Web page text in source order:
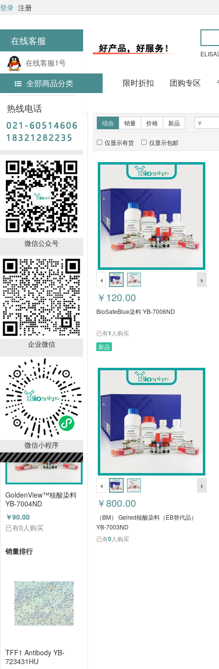
在线客服
在线客服1号
在线客服2号
热线电话
微信公众号
企业微信
微信小程序
登录 注册
ELISA
全部商品分类 限时折扣 团购专区
首页
实验试剂
新品推荐
BioSafeBlue染料 YB-
7006ND
￥120.00
已有
人购买
5xDNA Loading Buffer
with GelRed YB-7005ND
￥90.00
已有0人购买
GoldenView™核酸染料
YB-7004ND
￥90.00
已有0人购买
销量排行
TFF1 Antibody YB-
723431HU
综合 销量 价格 新品
仅显示有货 仅显示包邮
￥120.00
BioSafeBlue染料 YB-7006ND
已有1 人购买
新品
￥800.00
（BM） Gelred核酸染料（EB替代品）
YB-7003ND
已有0人购买